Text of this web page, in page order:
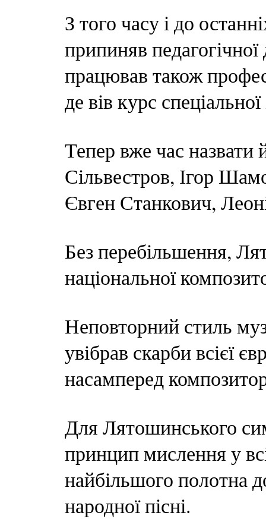
З того часу і до
припиняв
працював також
де вів курс
Тепер вже час
Сільвестров, Ігор
Євген Станкович,
Без перебільшення,
національної
Неповторний стиль
увібрав скарби всієї
насамперед
Для Лятошинського
принцип мислення у
найбільшого полотна
народної пісні.